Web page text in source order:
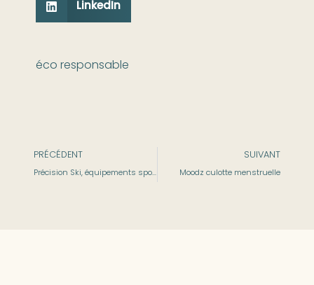
LinkedIn
éco responsable
PRÉCÉDENT
Précision Ski, équipements sports de montagne
SUIVANT
Moodz culotte menstruelle